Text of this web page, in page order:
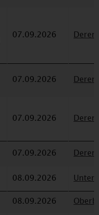
07.09.2026
07.09.2026
07.09.2026
07.09.2026
08.09.2026
08.09.2026